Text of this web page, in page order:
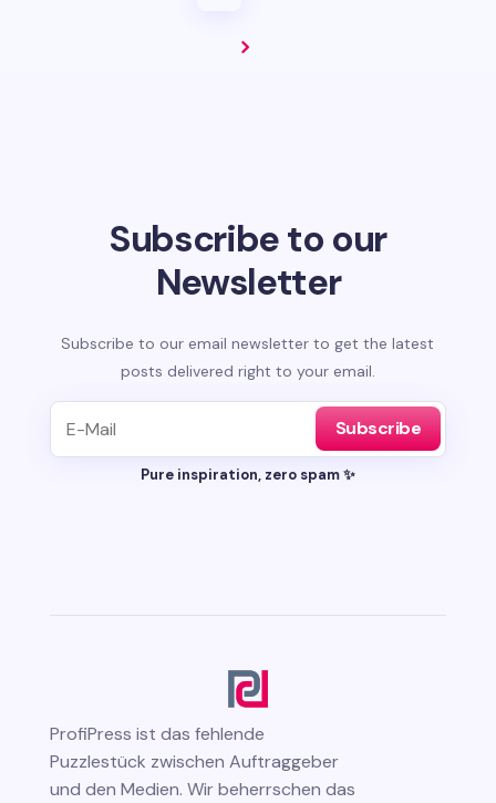
Subscribe to our
Newsletter
Subscribe to our email newsletter to get the latest
posts delivered right to your email.
Subscribe
Pure inspiration, zero spam ✨
ProfiPress ist das fehlende
Puzzlestück zwischen Auftraggeber
und den Medien. Wir beherrschen das